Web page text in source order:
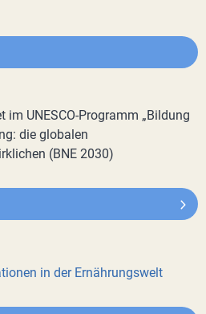
UNESCO-Programm „Bildung
die globalen
(BNE 2030)
in der Ernährungswelt